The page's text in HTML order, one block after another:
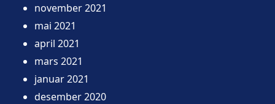
november 2021
mai 2021
april 2021
mars 2021
januar 2021
desember 2020